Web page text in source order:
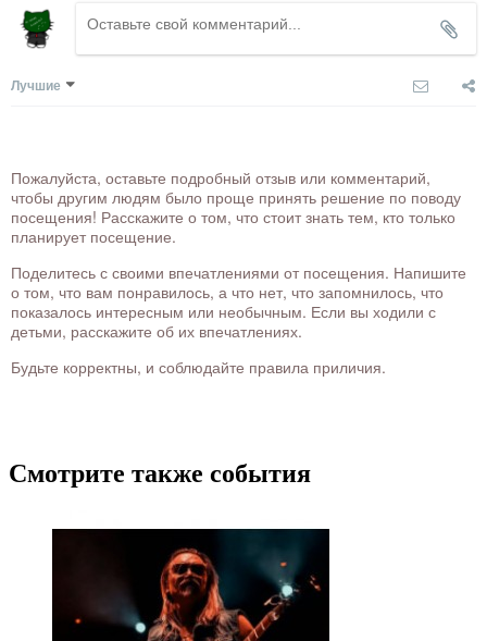
Лучшие
Пожалуйста, оставьте подробный отзыв или комментарий,
чтобы другим людям было проще принять решение по поводу
посещения! Расскажите о том, что стоит знать тем, кто только
планирует посещение.
Поделитесь с своими впечатлениями от посещения. Напишите
о том, что вам понравилось, а что нет, что запомнилось, что
показалось интересным или необычным. Если вы ходили с
детьми, расскажите об их впечатлениях.
Будьте корректны, и соблюдайте правила приличия.
Смотрите также события